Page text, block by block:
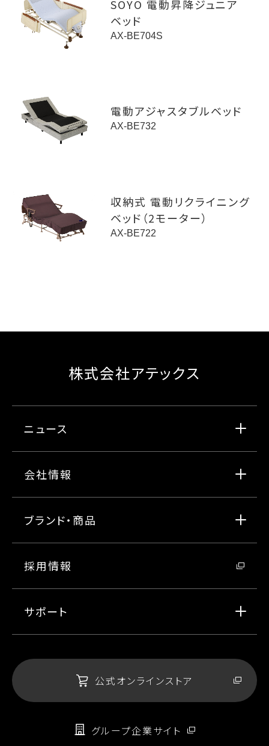
SOYO 電動昇降ジュニア
ベッド
AX-BE704S
電動アジャスタブルベッド
AX-BE732
収納式 電動リクライニング
ベッド（2モーター）
AX-BE722
株式会社アテックス
ニュース
会社情報
ブランド・商品
採用情報
サポート
公式オンラインストア
グループ企業サイト